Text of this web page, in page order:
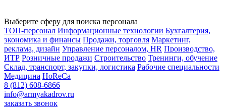
Выберите сферу для поиска персонала
ТОП-персонал Информационные технологии Бухгалтерия,
экономика и финансы Продажи, торговля Маркетинг,
реклама, дизайн Управление персоналом, HR Производство,
ИТР Розничные продажи Строительство Тренинги, обучение
Склад, транспорт, закупки, логистика Рабочие специальности
Медицина HoReCa
8 (812) 608-6866
info@armyakadrov.ru
заказать звонок